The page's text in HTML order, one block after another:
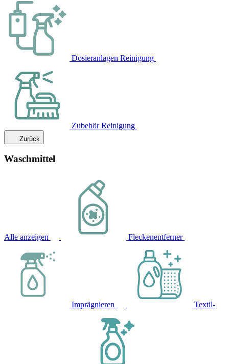
Dosieranlagen Reinigung
Zubehör Reinigung
Zurück
Waschmittel
Alle anzeigen Fleckenentferner
Imprägnieren Textil-